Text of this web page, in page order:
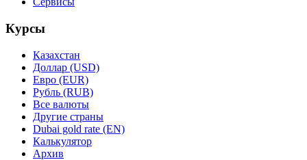
Курсы
Казахстан
Доллар (USD)
Евро (EUR)
Рубль (RUB)
Все валюты
Другие страны
Dubai gold rate (EN)
Калькулятор
Архив